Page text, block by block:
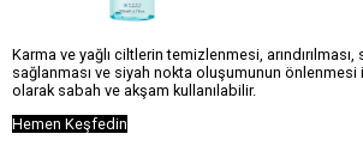
Karma ve yağlı ciltlerin temizlenmesi,
sağlanması ve siyah nokta oluşumunun
olarak sabah ve akşam kullanılabilir.
Hemen Keşfedin